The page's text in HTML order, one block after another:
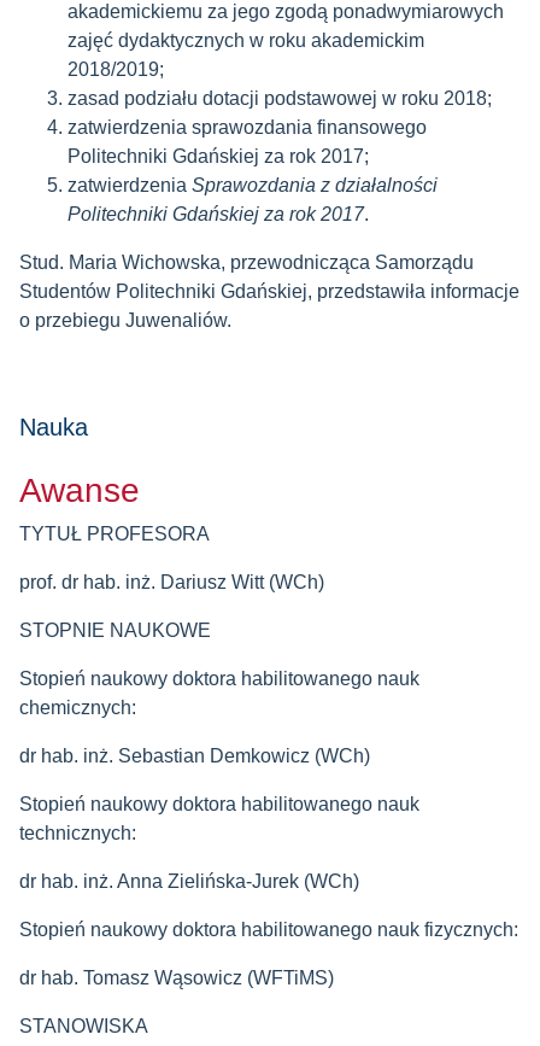
akademickiemu za jego zgodą ponadwymiarowych
zajęć dydaktycznych w roku akademickim
2018/2019;
zasad podziału dotacji podstawowej w roku 2018;
zatwierdzenia sprawozdania finansowego
Politechniki Gdańskiej za rok 2017;
zatwierdzenia Sprawozdania z działalności
Politechniki Gdańskiej za rok 2017.
Stud. Maria Wichowska, przewodnicząca Samorządu
Studentów Politechniki Gdańskiej, przedstawiła informacje
o przebiegu Juwenaliów.
Nauka
Awanse
TYTUŁ PROFESORA
prof. dr hab. inż. Dariusz Witt (WCh)
STOPNIE NAUKOWE
Stopień naukowy doktora habilitowanego nauk
chemicznych:
dr hab. inż. Sebastian Demkowicz (WCh)
Stopień naukowy doktora habilitowanego nauk
technicznych:
dr hab. inż. Anna Zielińska-Jurek (WCh)
Stopień naukowy doktora habilitowanego nauk fizycznych:
dr hab. Tomasz Wąsowicz (WFTiMS)
STANOWISKA